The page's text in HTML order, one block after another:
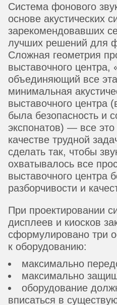
Система фонового
основе акустических
зарекомендовавших
лучших решений для
Сложная геометрия
выставочного центра,
объединяющий все
минимальная
выставочного центра
была безопасность и
экспонатов) — все
качестве трудной
сделать так, чтобы
охватывалось все
выставочного центра
разборчивости и
При проектировании
дисплеев и киосков
сформулировано три
к оборудованию:
максимально
максимально
оборудование
вписаться в